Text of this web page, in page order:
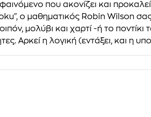
που ακονίζει και
ο μαθηματικός Robin Wilson
μολύβι και χαρτί -ή το ποντίκι
Αρκεί η λογική (εντάξει, και η